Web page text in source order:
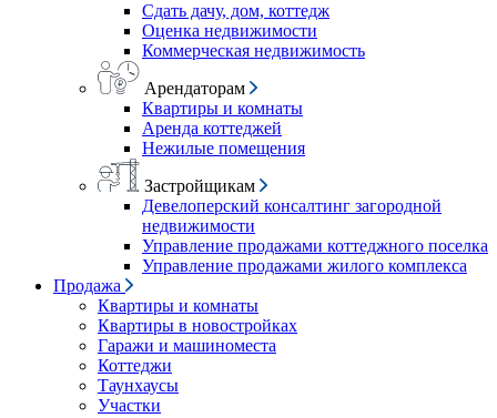
Сдать дачу, дом, коттедж
Оценка недвижимости
Коммерческая недвижимость
Арендаторам
Квартиры и комнаты
Аренда коттеджей
Нежилые помещения
Застройщикам
Девелоперский консалтинг загородной
недвижимости
Управление продажами коттеджного поселка
Управление продажами жилого комплекса
Продажа
Квартиры и комнаты
Квартиры в новостройках
Гаражи и машиноместа
Коттеджи
Таунхаусы
Участки